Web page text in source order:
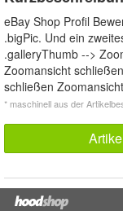
eBay Shop Profil
.bigPic. Und ein
.galleryThumb -->
Zoomansicht
schließen
* maschinell aus der